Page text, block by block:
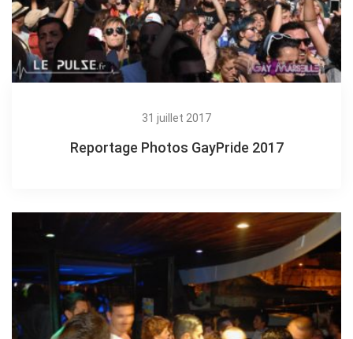
31 juillet 2017
Reportage Photos GayPride 2017